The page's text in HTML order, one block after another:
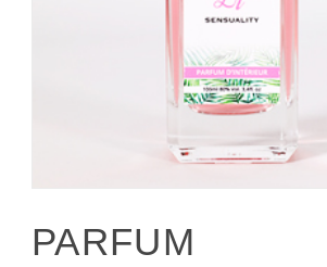
PARFUM